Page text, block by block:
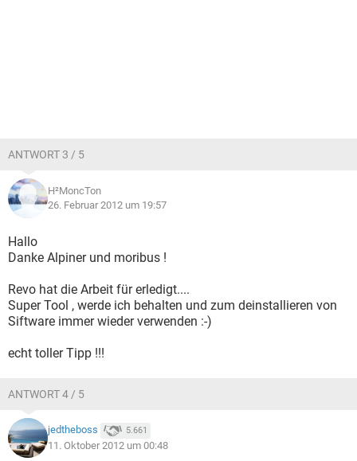
ANTWORT 3 / 5
H²MoncTon
26. Februar 2012 um 19:57
Hallo
Danke Alpiner und moribus !
Revo hat die Arbeit für erledigt....
Super Tool , werde ich behalten und zum deinstallieren von
Siftware immer wieder verwenden :-)
echt toller Tipp !!!
ANTWORT 4 / 5
jedtheboss 5.661
11. Oktober 2012 um 00:48